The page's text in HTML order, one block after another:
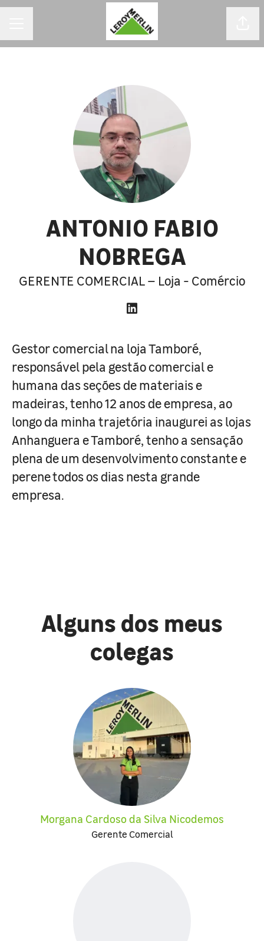
ANTONIO FABIO
NOBREGA
GERENTE COMERCIAL – Loja - Comércio
Gestor comercial na loja Tamboré,
responsável pela gestão comercial e
humana das seções de materiais e
madeiras, tenho 12 anos de empresa, ao
longo da minha trajetória inaugurei as lojas
Anhanguera e Tamboré, tenho a sensação
plena de um desenvolvimento constante e
perene todos os dias nesta grande
empresa.
Alguns dos meus
colegas
Morgana Cardoso da Silva Nicodemos
Gerente Comercial